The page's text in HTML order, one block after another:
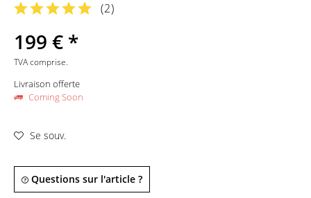
(2)
199 € *
TVA comprise.
Livraison offerte
Coming Soon
Se souv.
Questions sur l'article ?